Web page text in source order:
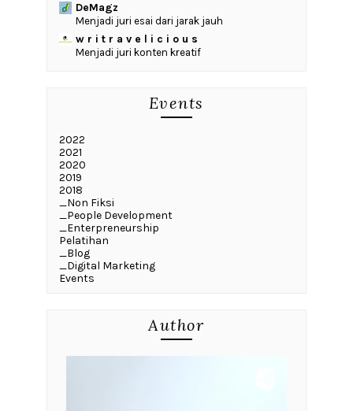
DeMagz
Menjadi juri esai dari jarak jauh
w r i t r a v e l i c i o u s
Menjadi juri konten kreatif
Events
2022
2021
2020
2019
2018
_Non Fiksi
_People Development
_Enterpreneurship
Pelatihan
_Blog
_Digital Marketing
Events
Author